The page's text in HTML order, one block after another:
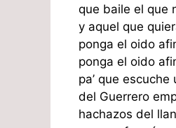
que baile el que
y aquel que
ponga el oido
ponga el oido
pa’ que
del Guerrero
hachazos del